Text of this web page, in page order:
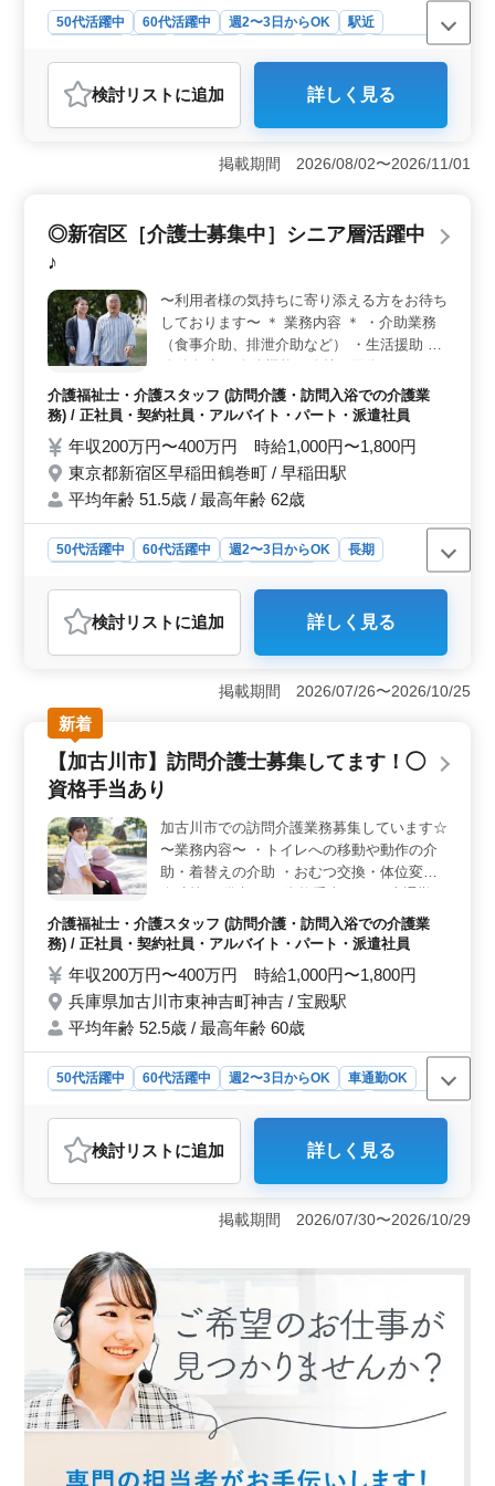
50代活躍中 60代活躍中 週2〜3日からOK
駅近
派遣社員
介護福祉士・介護スタッフ
おすすめポイント
＜働きやすさ＞ 駅徒歩圏内での勤務で通勤が便利で
す。週休2日制度が整っており、仕事とプライベートのバ
ランスを取りやすい環境です。また女性や50代・60代の
年収も200万円から400万円と安定した収入が見込めま
す。交通費は実費支給され、雇用・労災・健康・厚生の
相談も可能で働きながらキャリアを築くことができま
す。 ＜業務内容＞ 訪問介護・訪問入浴の介護士業
務全般を担当します。食事介助や入浴介助、動作の介助
など利用者の日常生活を支援する業務が中心です。ヘル
パー2級以上の資格と介護経験1年以上が必要ですが、経
験豊富な方にはやりがいのある業務が用意されていま
す。
検討リスト に追加 詳しく見る
掲載期間 2026/08/02〜2026/11/01
◎新宿区［介護士募集中］シニア層活躍中
♪
〜利用者様の気持ちに寄り添える方をお待ち
しております〜 ＊ 業務内容 ＊ ・介助業務
（食事介助、排泄介助など） ・生活援助 ・
・介護記録作成 ＊ 備考 ＊ ・資格手当あり
・交通費実費支給 皆様からのご応募お待ち
介護福祉士・介護スタッフ (訪問介護・訪問入浴での介護業
務) / 正社員・契約社員・アルバイト・パート・派遣社員
年収200万円〜400万円 時給1,000円〜1,800円
東京都新宿区早稲田鶴巻町 / 早稲田駅
平均年齢 51.5歳 / 最高年齢 62歳
50代活躍中 60代活躍中 週2〜3日からOK
長期
介護福祉士・介護スタッフ
おすすめポイント
＜シニア層の活躍＞ 経験豊富なシニア介護士が多数在
籍し、その知識と経験を活かして入居者様に心のこもっ
たケアを提供しています。同世代同士の理解と協力があ
り、お互いを支え合う温かい職場環境が整っていま
す。 ＜やりがいある業務内容＞ 介助業務を行い、
日常生活を支える様々な業務を担当していただきます。
利用者様一人ひとりのニーズに合わせた丁寧なケアを提
るお仕事です。 ＜充実の福利厚生＞ 資格手当や実
費支給の交通費など働きやすい環境を整えています。健
康保険や労災保険などの福利厚生も充実しており、万が
一の時でも安心して働くことができます。しっかりとし
た福利厚生の下で社員一人ひとりの健康と安全をサポー
トしています。
検討リスト に追加 詳しく見る
掲載期間 2026/07/26〜2026/10/25
新着
【加古川市】訪問介護士募集してます！◯
資格手当あり
加古川市での訪問介護業務募集しています☆
〜業務内容〜 ・トイレへの移動や動作の介
助・着替えの介助 ・おむつ交換・体位変換
能 まずはお問い合わせください！！
介護福祉士・介護スタッフ (訪問介護・訪問入浴での介護業
務) / 正社員・契約社員・アルバイト・パート・派遣社員
年収200万円〜400万円 時給1,000円〜1,800円
兵庫県加古川市東神吉町神吉 / 宝殿駅
平均年齢 52.5歳 / 最高年齢 60歳
50代活躍中 60代活躍中 週2〜3日からOK
車通勤OK
派遣社員
介護福祉士・介護スタッフ
おすすめポイント
＜資格手当と勤務形態＞ この求人は資格手当もあり、
介護職員初任者研修（ヘルパー2級）以上の資格を持つ方
に適しています。また、正社員、契約社員、アルバイ
ト、パート、派遣社員といった多様な雇用形態を提供し
ており、週2〜3日からの勤務が可能です。 ＜勤務地
と通勤の利便性＞ 勤務地は兵庫県加古川市で、宝殿駅
からのアクセスが良好です。車通勤が可能であり、通勤
の利便性を高めています。地域によっては公共交通の利
用が困難な場合に、大きな利点となります。 ＜勤務
環境＞ 平均年齢が52.5歳で、50代から60代のシニア層
が活躍している環境です。従業員数が10人と小規模で、
アットホームな職場です。また、週休2日制で、ワークラ
イフバランスを保ちやすい勤務スタイルが実現できま
検討リスト に追加 詳しく見る
掲載期間 2026/07/30〜2026/10/29